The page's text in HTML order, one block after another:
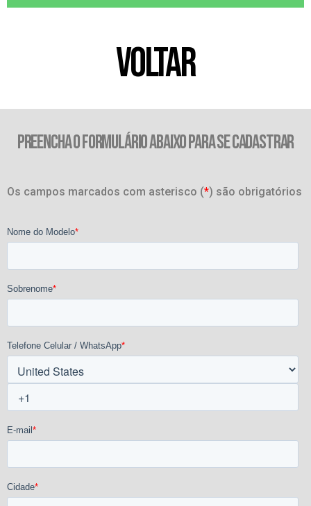
VOLTAR
PREENCHA O FORMULÁRIO ABAIXO PARA SE CADASTRAR
Os campos marcados com asterisco (*) são obrigatórios